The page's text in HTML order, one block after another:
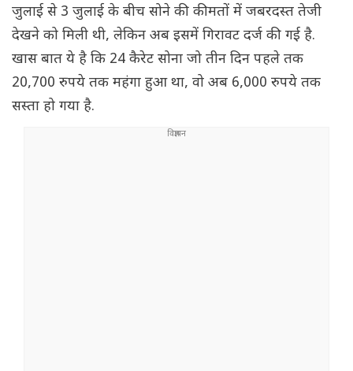
जुलाई से 3 जुलाई के बीच सोने की कीमतों में जबरदस्त तेजी
देखने को मिली थी, लेकिन अब इसमें गिरावट दर्ज की गई है.
खास बात ये है कि 24 कैरेट सोना जो तीन दिन पहले तक
20,700 रुपये तक महंगा हुआ था, वो अब 6,000 रुपये तक
सस्ता हो गया है.